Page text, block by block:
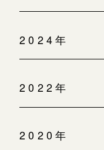
2024年
2022年
2020年